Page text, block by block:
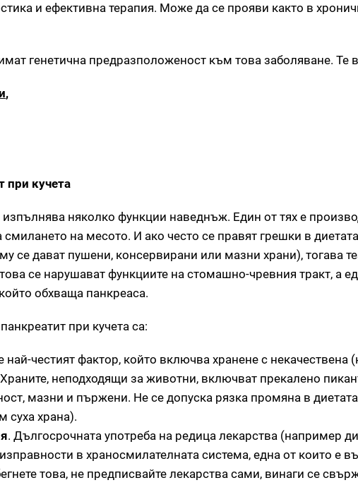
и ефективна терапия. Може да се прояви както в
генетична предразположеност към това заболяване. Те
,
при кучета
изпълнява няколко функции наведнъж. Един от тях е
на месото. И ако често се правят грешки в
се дават пушени, консервирани или мазни храни), тогава
се нарушават функциите на стомашно-чревния тракт, а
обхваща панкреаса.
при кучета са:
най-честият фактор, който включва хранене с некачествена
неподходящи за животни, включват прекалено
мазни и пържени. Не се допуска рязка промяна в
суха храна).
. Дългосрочната употреба на редица лекарства (например
в храносмилателната система, една от които е
това, не предписвайте лекарства сами, винаги се